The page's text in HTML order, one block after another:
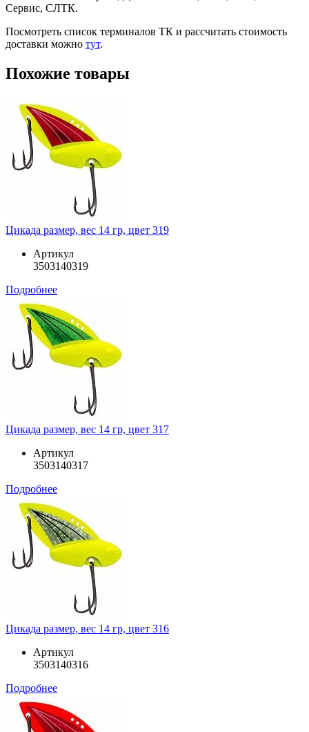
Сервис, СЛТК.
Посмотреть список терминалов ТК и рассчитать стоимость
доставки можно тут.
Похожие товары
Цикада размер, вес 14 гр, цвет 319
Артикул
3503140319
Подробнее
Цикада размер, вес 14 гр, цвет 317
Артикул
3503140317
Подробнее
Цикада размер, вес 14 гр, цвет 316
Артикул
3503140316
Подробнее